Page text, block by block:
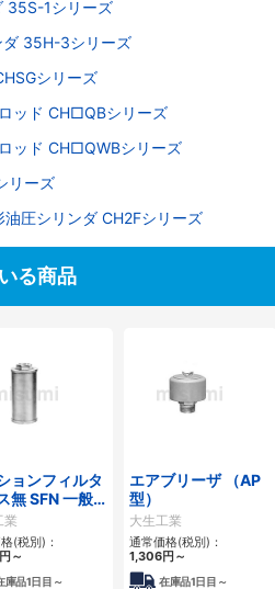
35S-1シリーズ
ダ 35H-3シリーズ
シリーズ
ッド CH□QBシリーズ
ッド CH□QWBシリーズ
リーズ
圧シリンダ CH2Fシリーズ
る商品
ョンフィルタ
無 SFN 一般
用
業
(税別)：
円 ～
庫品1日目～
エアブリーザ （AP
型）
大生工業
通常価格(税別)：
1,306円 ～
在庫品1日目～